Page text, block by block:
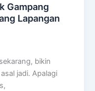
Gampang
Lapangan
bikin
jadi. Apalagi